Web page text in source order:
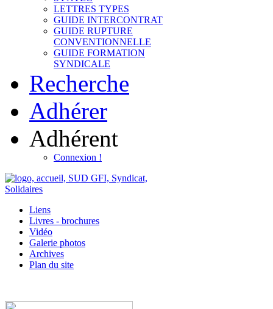
LETTRES TYPES
GUIDE INTERCONTRAT
GUIDE RUPTURE
CONVENTIONNELLE
GUIDE FORMATION
SYNDICALE
Recherche
Adhérer
Adhérent
Connexion !
Liens
Livres - brochures
Vidéo
Galerie photos
Archives
Plan du site